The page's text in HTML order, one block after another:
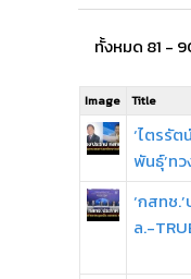
ทั้งหมด 81 -
Image Title
‘ไตรรัต
พันธุ์’ทว
‘กสทช
ล.-